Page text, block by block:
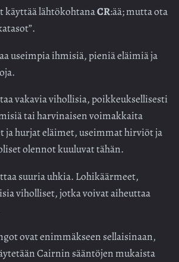
käyttää lähtökohtanaCR:ää; mutta ota
useimpia ihmisiä, pieniä eläimiä ja
vakavia vihollisia, poikkeuksellisesti
tai harvinaisen voimakkaita
ja hurjat eläimet, useimmat hirviöt ja
olennot kuuluvat tähän.
suuria uhkia. Lohikäärmeet,
viholliset, jotka voivat aiheuttaa
ovat enimmäkseen sellaisinaan,
Cairnin sääntöjen mukaista